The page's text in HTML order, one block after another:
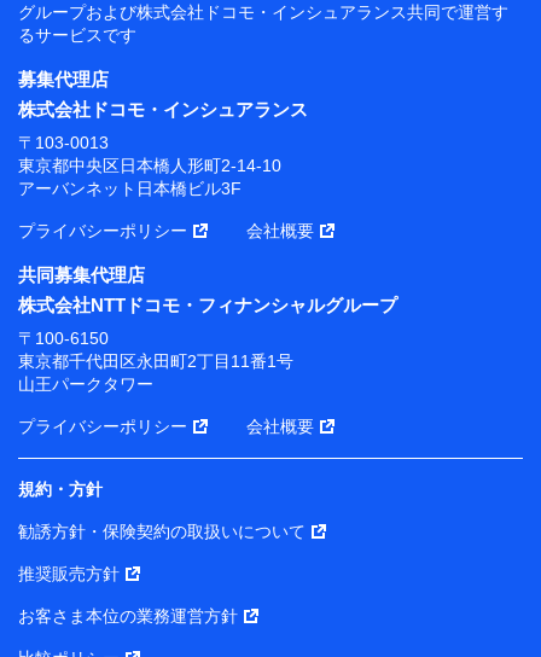
グループおよび株式会社ドコモ・インシュアランス共同で運営す
るサービスです
募集代理店
株式会社ドコモ・インシュアランス
〒103-0013
東京都中央区日本橋人形町2-14-10
アーバンネット日本橋ビル3F
プライバシーポリシー 会社概要
共同募集代理店
株式会社NTTドコモ・フィナンシャルグループ
〒100-6150
東京都千代田区永田町2丁目11番1号
山王パークタワー
プライバシーポリシー 会社概要
規約・方針
勧誘方針・保険契約の取扱いについて
推奨販売方針
お客さま本位の業務運営方針